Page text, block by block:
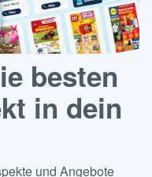
besten
in dein
und Angebote